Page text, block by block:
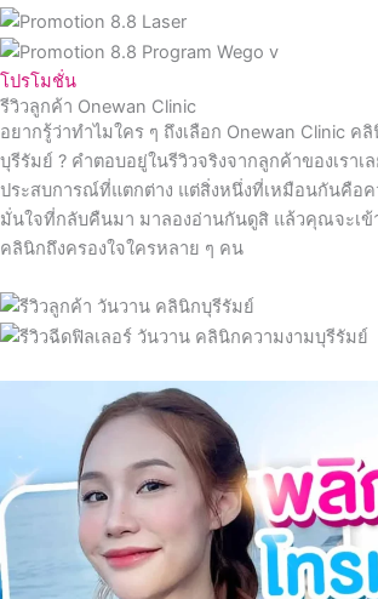
โปรโมชั่น
รีวิวลูกค้า Onewan Clinic
อยากรู้ว่าทำไมใคร ๆ ถึงเลือก Onewan Clinic ค
บุรีรัมย์ ? คำตอบอยู่ในรีวิวจริงจากลูกค้าของเรา
ประสบการณ์ที่แตกต่าง แต่สิ่งหนึ่งที่เหมือนกันคือ
มั่นใจที่กลับคืนมา มาลองอ่านกันดูสิ แล้วคุณจะเข้
คลินิกถึงครองใจใครหลาย ๆ คน